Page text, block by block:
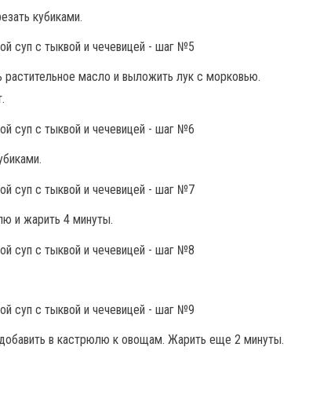
кубиками.
масло и выложить лук с морковью.
и жарить 4 минуты.
в кастрюлю к овощам. Жарить еще 2 минуты.